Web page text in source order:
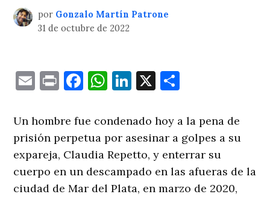
por Gonzalo Martín Patrone
31 de octubre de 2022
EmailPrintFacebook
WhatsApp
LinkedIn
X
Un hombre fue condenado hoy a la pena de
prisión perpetua por asesinar a golpes a su
expareja, Claudia Repetto, y enterrar su
cuerpo en un descampado en las afueras de la
ciudad de Mar del Plata, en marzo de 2020,